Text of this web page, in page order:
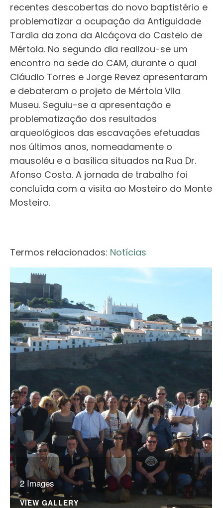
recentes descobertas do novo baptistério e
problematizar a ocupação da Antiguidade
Tardia da zona da Alcáçova do Castelo de
Mértola. No segundo dia realizou-se um
encontro na sede do CAM, durante o qual
Cláudio Torres e Jorge Revez apresentaram
e debateram o projeto de Mértola Vila
Museu. Seguiu-se a apresentação e
problematização dos resultados
arqueológicos das escavações efetuadas
nos últimos anos, nomeadamente o
mausoléu e a basílica situados na Rua Dr.
Afonso Costa. A jornada de trabalho foi
concluída com a visita ao Mosteiro do Monte
Mosteiro.
Termos relacionados: Notícias
2 Images
VIEW GALLERY